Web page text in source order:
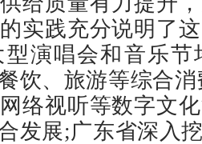
实践充分说明了
演唱会和音乐
饮、旅游等综合
络视听等数字文
发展;广东省深入